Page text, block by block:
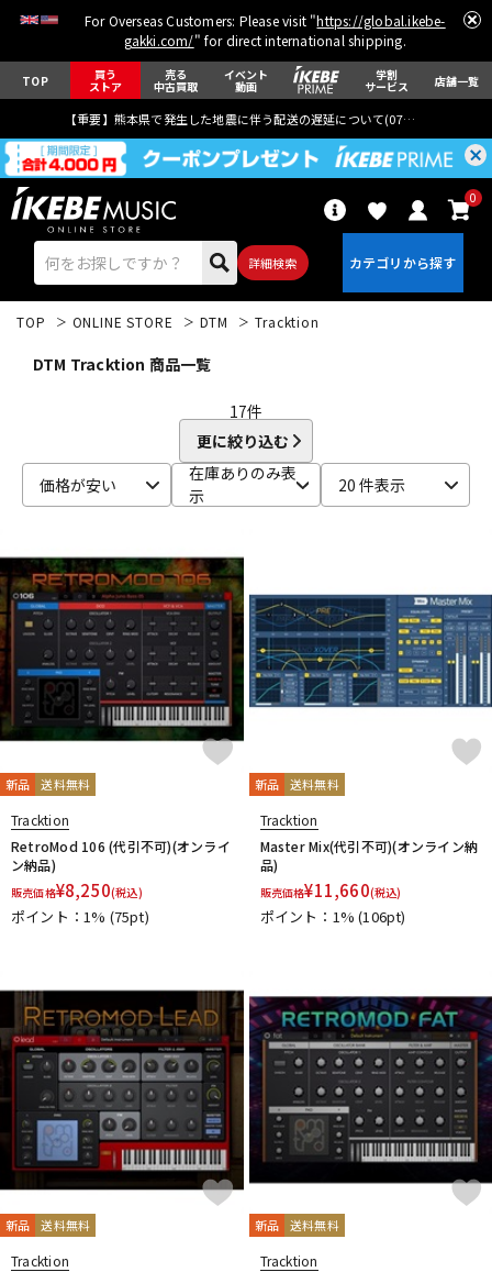
For Overseas Customers: Please visit "https://global.ikebe-
gakki.com/" for direct international shipping.
TOP 買う
ストア
売る
中古買取
イベント
動画
学割
サービス 店舗一覧
【重要】熊本県で発生した地震に伴う配送の遅延について(07月29日
詳細検索
0
ドラム パーカッション
キーボード 電子ピアノ
アンプ エフェクター
DJ機器 DTM
レコーディング機器
配信/ライブ機器 楽器アクセサリ
中古 ヴィンテージ
TOP ONLINE STORE DTM Tracktion
DTM Tracktion 商品一覧
17件
更に絞り込む
価格が安い
在庫ありのみ表
示
20 件表示
新品 送料無料
Tracktion
RetroMod 106 (代引不可)(オンライ
ン納品)
販売価格¥8,250(税込)
ポイント：1% (75pt)
新品 送料無料
Tracktion
Master Mix(代引不可)(オンライン納
品)
販売価格¥11,660(税込)
ポイント：1%(106pt)
新品 送料無料
Tracktion
新品 送料無料
Tracktion